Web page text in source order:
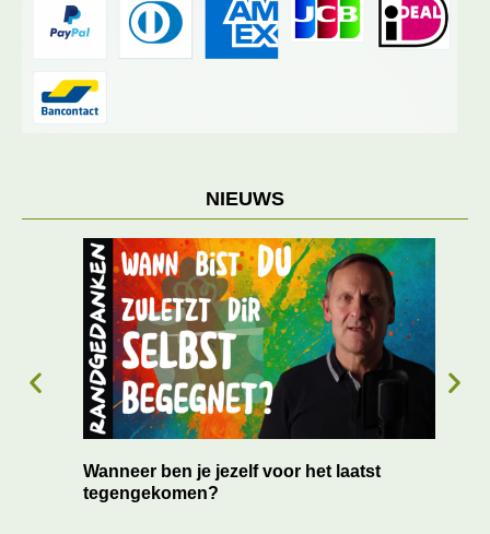
NIEUWS
Wanneer ben je jezelf voor het laatst
tegengekomen?